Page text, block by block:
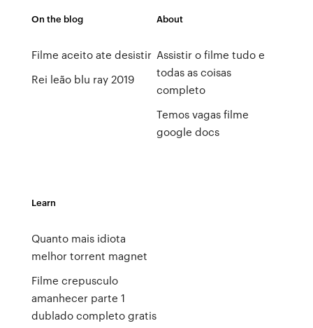
On the blog
Filme aceito ate desistir
Rei leão blu ray 2019
About
Assistir o filme tudo e
todas as coisas
completo
Temos vagas filme
google docs
Learn
Quanto mais idiota
melhor torrent magnet
Filme crepusculo
amanhecer parte 1
dublado completo gratis